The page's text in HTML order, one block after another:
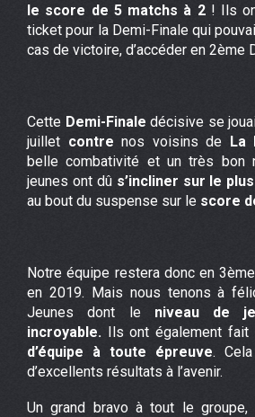
le score de 5 matchs à 2! Ils
ticket pour la Demi-Finale qui
cas de victoire, d’accéder en 2ème
Cette Demi-Finale décisive se
juillet contre nos voisins de La
belle combativité et un très bon
jeunes ont dû s’incliner sur le
au bout du suspense sur le score
Notre équipe restera donc en
en 2019. Mais nous tenons à
Jeunes dont le niveau de
incroyable. Ils ont également fait
d’équipe à toute épreuve.
d’excellents résultats à l’avenir.
Un grand bravo à tout le